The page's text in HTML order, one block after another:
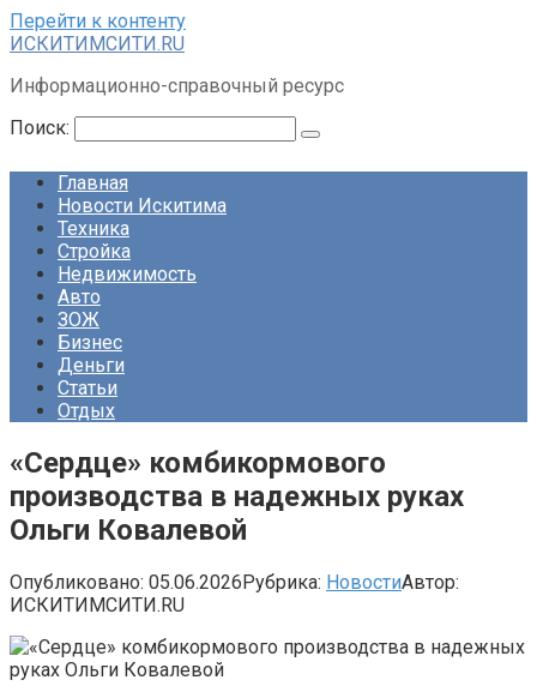
Перейти к контенту
ИСКИТИМСИТИ.RU
Информационно-справочный ресурс
Поиск:
Главная
Новости Искитима
Техника
Стройка
Недвижимость
Авто
ЗОЖ
Бизнес
Деньги
Статьи
Отдых
«Сердце» комбикормового
производства в надежных руках
Ольги Ковалевой
Опубликовано: 05.06.2026Рубрика: НовостиАвтор:
ИСКИТИМСИТИ.RU